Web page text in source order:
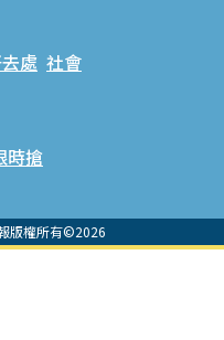
處 社會
時搶
版權所有©2026